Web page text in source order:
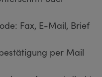
Fax, E-Mail, Brief
per Mail